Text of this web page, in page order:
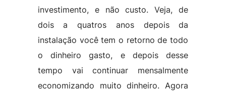
investimento, e não custo. Veja, de
dois a quatros anos depois da
instalação você tem o retorno de todo
o dinheiro gasto, e depois desse
tempo vai continuar mensalmente
economizando muito dinheiro. Agora